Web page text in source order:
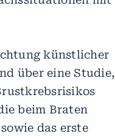
künstlicher
über eine Studie,
beim Braten
das erste